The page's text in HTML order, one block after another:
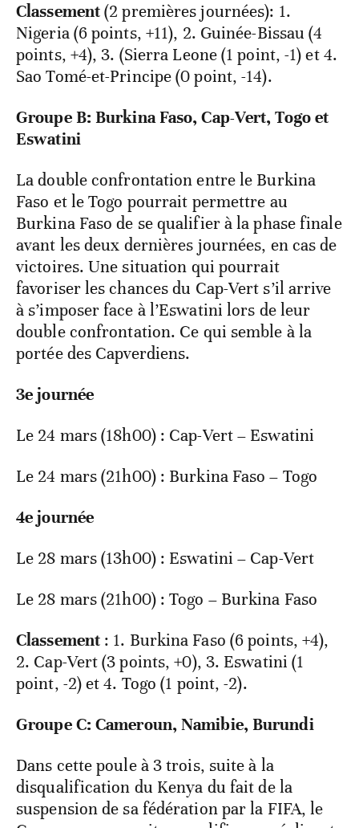
Classement(2 premières journées): 1.
Nigeria (6 points, +11), 2. Guinée-Bissau (4
points, +4), 3. (Sierra Leone (1 point, -1) et 4.
Sao Tomé-et-Principe (0 point, -14).
Groupe B: Burkina Faso, Cap-Vert, Togo et
Eswatini
La double confrontation entre le Burkina
Faso et le Togo pourrait permettre au
Burkina Faso de se qualifier à la phase finale
avant les deux dernières journées, en cas de
victoires. Une situation qui pourrait
favoriser les chances du Cap-Vert s’il arrive
à s’imposer face à l’Eswatini lors de leur
double confrontation. Ce qui semble à la
portée des Capverdiens.
3e journée
Le 24 mars (18h00) : Cap-Vert – Eswatini
Le 24 mars (21h00) : Burkina Faso – Togo
4e journée
Le 28 mars (13h00) : Eswatini – Cap-Vert
Le 28 mars (21h00) : Togo – Burkina Faso
Classement : 1. Burkina Faso (6 points, +4),
2. Cap-Vert (3 points, +0), 3. Eswatini (1
point, -2) et 4. Togo (1 point, -2).
Groupe C: Cameroun, Namibie, Burundi
Dans cette poule à 3 trois, suite à la
disqualification du Kenya du fait de la
suspension de sa fédération par la FIFA, le